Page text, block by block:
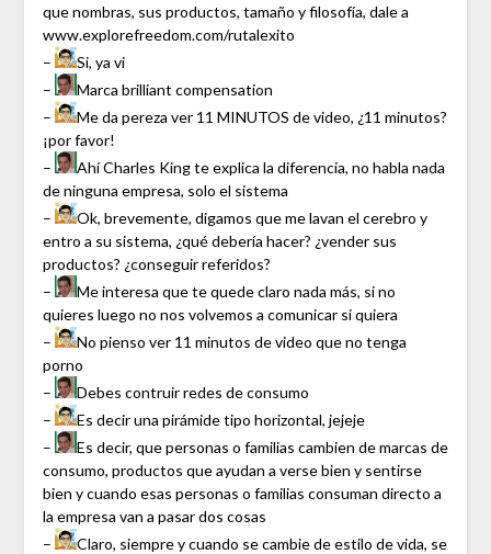
que nombras, sus productos, tamaño y filosofía, dale a
www.explorefreedom.com/rutalexito
–
Si, ya vi
–
Marca brilliant compensation
–
Me da pereza ver 11 MINUTOS de video, ¿11 minutos?
¡por favor!
–
Ahí Charles King te explica la diferencia, no habla nada
de ninguna empresa, solo el sistema
–
Ok, brevemente, digamos que me lavan el cerebro y
entro a su sistema, ¿qué debería hacer? ¿vender sus
productos? ¿conseguir referidos?
–
Me interesa que te quede claro nada más, si no
quieres luego no nos volvemos a comunicar si quiera
–
No pienso ver 11 minutos de video que no tenga
porno
–
Debes contruir redes de consumo
–
Es decir una pirámide tipo horizontal, jejeje
–
Es decir, que personas o familias cambien de marcas de
consumo, productos que ayudan a verse bien y sentirse
bien y cuando esas personas o familias consuman directo a
la empresa van a pasar dos cosas
–
Claro, siempre y cuando se cambie de estilo de vida, se